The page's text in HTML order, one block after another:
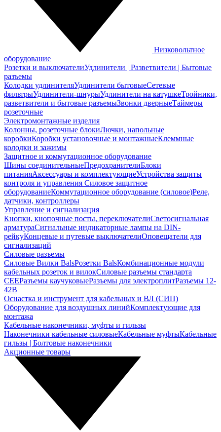
Низковольтное
оборудование
Розетки и выключателиУдлинители | Разветвители | Бытовые
разъемы
Колодки удлинителяУдлинители бытовыеСетевые
фильтрыУдлинители-шнурыУдлинители на катушкеТройники,
разветвители и бытовые разъемыЗвонки дверныеТаймеры
розеточные
Электромонтажные изделия
Колонны, розеточные блокиЛючки, напольные
коробкиКоробки установочные и монтажныеКлеммные
колодки и зажимы
Защитное и коммутационное оборудование
Шины соединительныеПредохранителиБлоки
питанияАксессуары и комплектующиеУстройства защиты
контроля и управления Силовое защитное
оборудованиеКоммутационное оборудование (силовое)Реле,
датчики, контроллеры
Управление и сигнализация
Кнопки, кнопочные посты, переключателиСветосигнальная
арматураСигнальные индикаторные лампы на DIN-
рейкуКонцевые и путевые выключателиОповещатели для
сигнализаций
Силовые разъемы
Силовые Вилки BalsРозетки BalsКомбинационные модули
кабельных розеток и вилокСиловые разъемы стандарта
CEEРазъемы каучуковыеРазъемы для электроплитРазъемы 12-
42В
Оснастка и инструмент для кабельных и ВЛ (СИП)
Оборудование для воздушных линийКомплектующие для
монтажа
Кабельные наконечники, муфты и гильзы
Наконечники кабельные силовыеКабельные муфтыКабельные
гильзы | Болтовые наконечники
Акционные товары